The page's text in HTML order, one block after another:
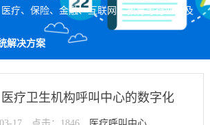
疗、保险、金融、互联网、教育等行业以及
解决方案
疗卫生机构呼叫中心的数字化